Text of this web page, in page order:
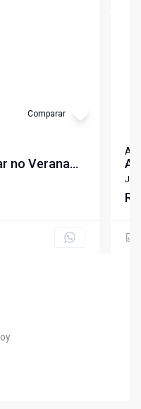
Comparar
no Verana